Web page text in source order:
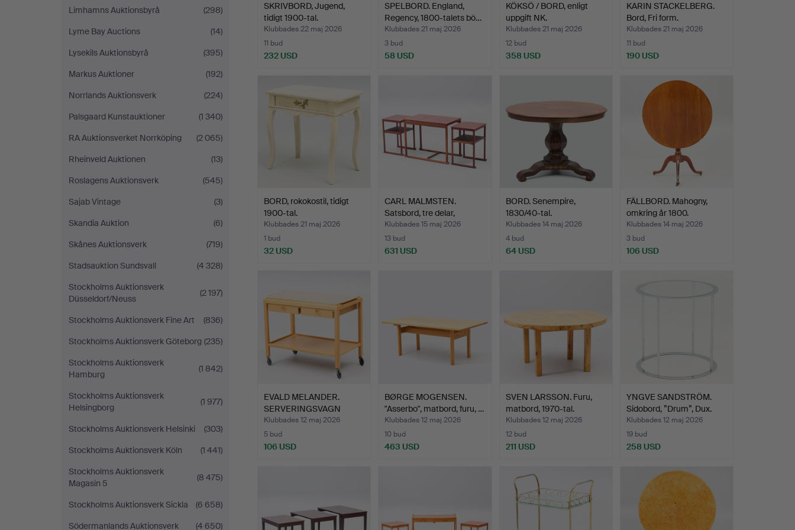
Limhamns Auktionsbyrå
(298)
Lyme Bay Auctions
(14)
Lysekils Auktionsbyrå
(395)
Markus Auktioner
(192)
Norrlands Auktionsverk
(224)
Palsgaard Kunstauktioner
(1 340)
RA Auktionsverket Norrköping
(2 065)
Rheinveld Auktionen
(13)
Roslagens Auktionsverk
(545)
Sajab Vintage
(3)
Skandia Auktion
(6)
Skånes Auktionsverk
(719)
Stadsauktion Sundsvall
(4 328)
Stockholms Auktionsverk
Düsseldorf/Neuss
(2 197)
Stockholms Auktionsverk Fine Art
(836)
Stockholms Auktionsverk Göteborg (235)
Stockholms Auktionsverk
Hamburg
(1 842)
Stockholms Auktionsverk
Helsingborg
(1 977)
Stockholms Auktionsverk Helsinki
(303)
Stockholms Auktionsverk Köln
(1 441)
Stockholms Auktionsverk
Magasin 5
(8 475)
Stockholms Auktionsverk Sickla
(6 658)
Södermanlands Auktionsverk
(4 650)
SKRIVBORD, Jugend,
tidigt 1900-tal.
Klubbades 22 maj 2026
11 bud
232 USD
SPELBORD. England,
Regency, 1800-talets bö…
Klubbades 21 maj 2026
3 bud
58 USD
KÖKSÖ / BORD, enligt
uppgift NK.
Klubbades 21 maj 2026
12 bud
358 USD
KARIN STACKELBERG.
Bord, Fri form.
Klubbades 21 maj 2026
11 bud
190 USD
BORD, rokokostil, tidigt
1900-tal.
Klubbades 21 maj 2026
1 bud
32 USD
CARL MALMSTEN.
Satsbord, tre delar,
"Släde…
Klubbades 15 maj 2026
13 bud
631 USD
BORD. Senempire,
1830/40-tal.
Klubbades 14 maj 2026
4 bud
64 USD
FÄLLBORD. Mahogny,
omkring år 1800.
Klubbades 14 maj 2026
3 bud
106 USD
EVALD MELANDER.
SERVERINGSVAGN
"Britta" Me…
Klubbades 12 maj 2026
5 bud
106 USD
BØRGE MOGENSEN.
"Asserbo", matbord, furu, …
Klubbades 12 maj 2026
10 bud
463 USD
SVEN LARSSON. Furu,
matbord, 1970-tal.
Klubbades 12 maj 2026
12 bud
211 USD
YNGVE SANDSTRÖM.
Sidobord, ”Drum”, Dux.
Klubbades 12 maj 2026
19 bud
258 USD